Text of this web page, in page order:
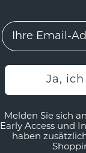
EMail
Ja,
Melden Sie sich
Early Access und
haben